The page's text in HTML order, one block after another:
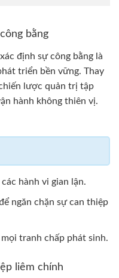
bằng
định sự công bằng là
triển bền vững. Thay
lược quản trị tập
hành không thiên vị.
hành vi gian lận.
ngăn chặn sự can thiệp
tranh chấp phát sinh.
liêm chính